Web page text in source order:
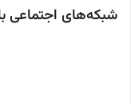
شبکه‌های اجتماعی